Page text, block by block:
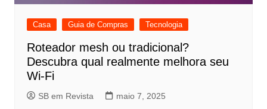
Casa Guia de Compras Tecnologia
Roteador mesh ou tradicional?
Descubra qual realmente melhora seu
Wi-Fi
SB em Revista maio 7, 2025